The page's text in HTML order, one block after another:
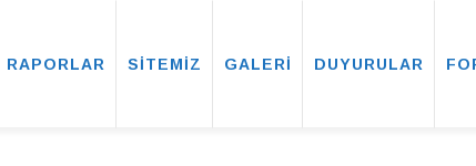
RAPORLAR SİTEMİZ GALERİ DUYURULAR